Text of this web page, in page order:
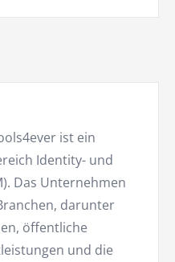
ist ein
Identity- und
Das Unternehmen
darunter
öffentliche
und die